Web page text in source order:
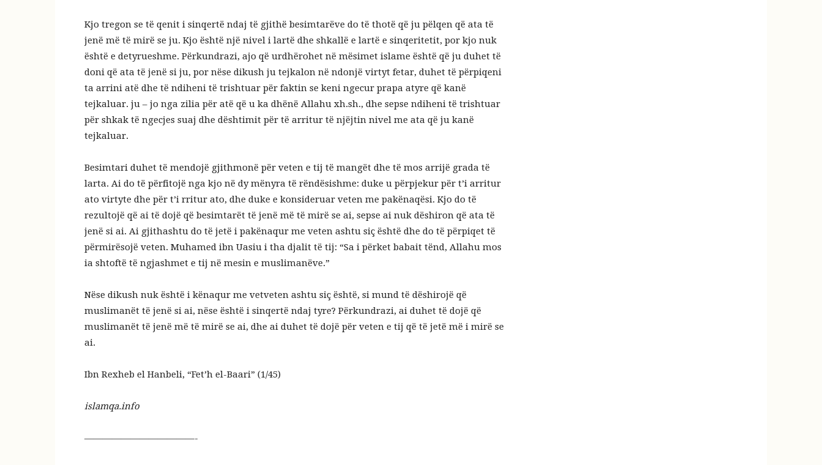
Kjo tregon se të qenit i sinqertë ndaj të gjithë besimtarëve do të thotë që ju pëlqen që ata të
jenë më të mirë se ju. Kjo është një nivel i lartë dhe shkallë e lartë e sinqeritetit, por kjo nuk
është e detyrueshme. Përkundrazi, ajo që urdhërohet në mësimet islame është që ju duhet të
doni që ata të jenë si ju, por nëse dikush ju tejkalon në ndonjë virtyt fetar, duhet të përpiqeni
ta arrini atë dhe të ndiheni të trishtuar për faktin se keni ngecur prapa atyre që kanë
tejkaluar. ju – jo nga zilia për atë që u ka dhënë Allahu xh.sh., dhe sepse ndiheni të trishtuar
për shkak të ngecjes suaj dhe dështimit për të arritur të njëjtin nivel me ata që ju kanë
tejkaluar.
Besimtari duhet të mendojë gjithmonë për veten e tij të mangët dhe të mos arrijë grada të
larta. Ai do të përfitojë nga kjo në dy mënyra të rëndësishme: duke u përpjekur për t’i arritur
ato virtyte dhe për t’i rritur ato, dhe duke e konsideruar veten me pakënaqësi. Kjo do të
rezultojë që ai të dojë që besimtarët të jenë më të mirë se ai, sepse ai nuk dëshiron që ata të
jenë si ai. Ai gjithashtu do të jetë i pakënaqur me veten ashtu siç është dhe do të përpiqet të
përmirësojë veten. Muhamed ibn Uasiu i tha djalit të tij: “Sa i përket babait tënd, Allahu mos
ia shtoftë të ngjashmet e tij në mesin e muslimanëve.”
Nëse dikush nuk është i kënaqur me vetveten ashtu siç është, si mund të dëshirojë që
muslimanët të jenë si ai, nëse është i sinqertë ndaj tyre? Përkundrazi, ai duhet të dojë që
muslimanët të jenë më të mirë se ai, dhe ai duhet të dojë për veten e tij që të jetë më i mirë se
ai.
Ibn Rexheb el Hanbeli, “Fet’h el-Baari” (1/45)
islamqa.info
————————————-